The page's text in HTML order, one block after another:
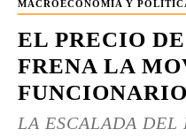
MACROECONOMÍA Y
EL PRECIO
FRENA LA
LA ESCALADA DEL